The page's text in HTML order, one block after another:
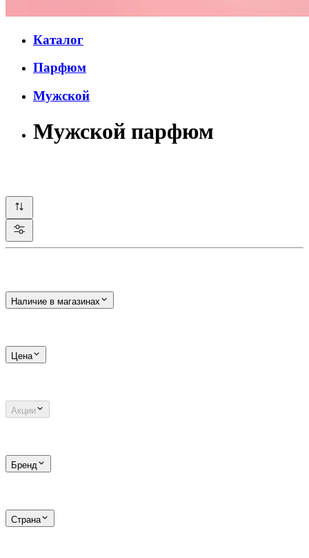
Каталог
Парфюм
Мужской
Мужской парфюм
Наличие в магазинах
Цена
Акции
Бренд
Страна